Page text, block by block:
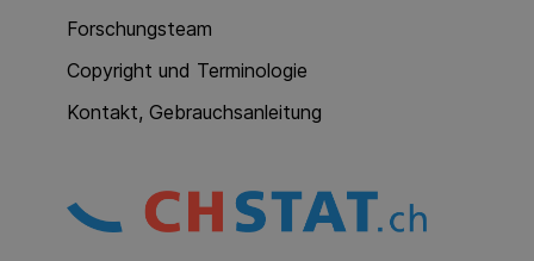
Forschungsteam
Copyright und Terminologie
Kontakt, Gebrauchsanleitung